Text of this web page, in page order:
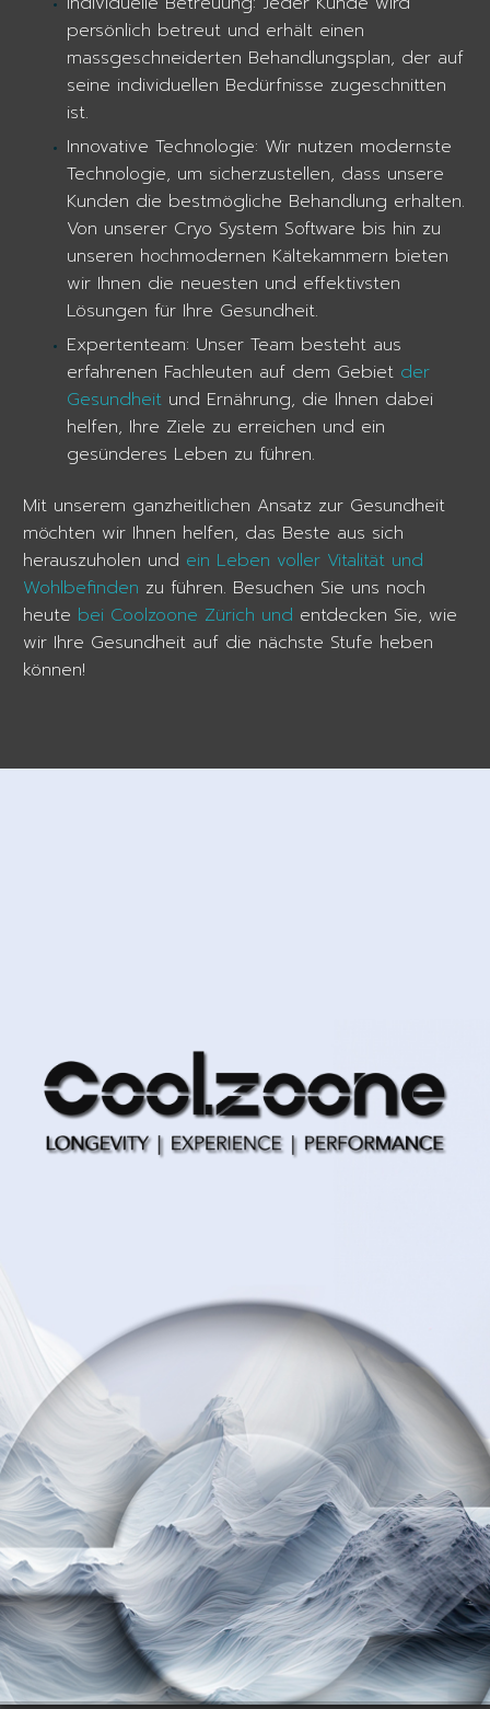
persönlich betreut und erhält einen
massgeschneiderten Behandlungsplan, der auf
seine individuellen Bedürfnisse zugeschnitten
ist.
Innovative Technologie: Wir nutzen modernste
Technologie, um sicherzustellen, dass unsere
Kunden die bestmögliche Behandlung erhalten.
Von unserer Cryo System Software bis hin zu
unseren hochmodernen Kältekammern bieten
wir Ihnen die neuesten und effektivsten
Lösungen für Ihre Gesundheit.
Expertenteam: Unser Team besteht aus
erfahrenen Fachleuten auf dem Gebiet der
Gesundheit und Ernährung, die Ihnen dabei
helfen, Ihre Ziele zu erreichen und ein
gesünderes Leben zu führen.
Mit unserem ganzheitlichen Ansatz zur Gesundheit
möchten wir Ihnen helfen, das Beste aus sich
herauszuholen und ein Leben voller Vitalität und
Wohlbefinden zu führen. Besuchen Sie uns noch
heute bei Coolzoone Zürich und entdecken Sie, wie
wir Ihre Gesundheit auf die nächste Stufe heben
können!